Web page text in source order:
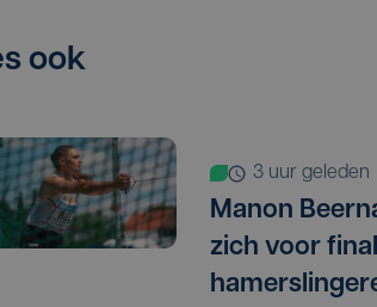
ook
3 uur geleden
Manon
zich voor